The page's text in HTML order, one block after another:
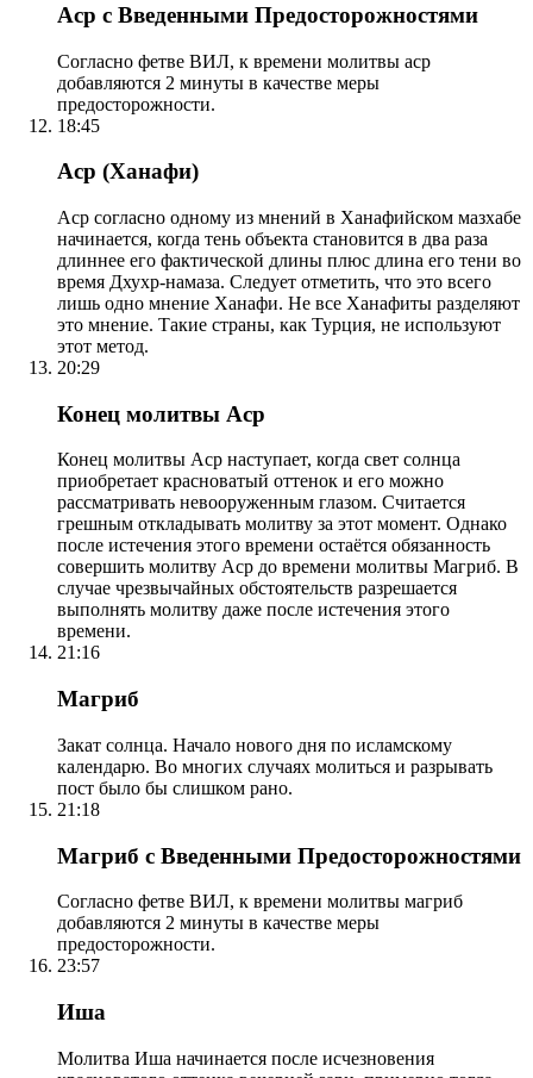
Аср с Введенными Предосторожностями
Согласно фетве ВИЛ, к времени молитвы аср
добавляются 2 минуты в качестве меры
предосторожности.
18:45
Аср (Ханафи)
Аср согласно одному из мнений в Ханафийском мазхабе
начинается, когда тень объекта становится в два раза
длиннее его фактической длины плюс длина его тени во
время Дхухр-намаза. Следует отметить, что это всего
лишь одно мнение Ханафи. Не все Ханафиты разделяют
это мнение. Такие страны, как Турция, не используют
этот метод.
20:29
Конец молитвы Аср
Конец молитвы Аср наступает, когда свет солнца
приобретает красноватый оттенок и его можно
рассматривать невооруженным глазом. Считается
грешным откладывать молитву за этот момент. Однако
после истечения этого времени остаётся обязанность
совершить молитву Аср до времени молитвы Магриб. В
случае чрезвычайных обстоятельств разрешается
выполнять молитву даже после истечения этого
времени.
21:16
Магриб
Закат солнца. Начало нового дня по исламскому
календарю. Во многих случаях молиться и разрывать
пост было бы слишком рано.
21:18
Магриб с Введенными Предосторожностями
Согласно фетве ВИЛ, к времени молитвы магриб
добавляются 2 минуты в качестве меры
предосторожности.
23:57
Иша
Молитва Иша начинается после исчезновения